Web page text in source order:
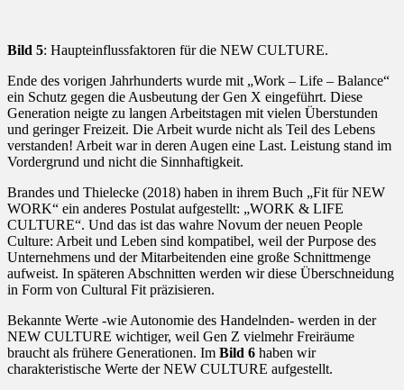
Bild 5: Haupteinflussfaktoren für die NEW CULTURE.
Ende des vorigen Jahrhunderts wurde mit „Work – Life – Balance“
ein Schutz gegen die Ausbeutung der Gen X eingeführt. Diese
Generation neigte zu langen Arbeitstagen mit vielen Überstunden
und geringer Freizeit. Die Arbeit wurde nicht als Teil des Lebens
verstanden! Arbeit war in deren Augen eine Last. Leistung stand im
Vordergrund und nicht die Sinnhaftigkeit.
Brandes und Thielecke (2018) haben in ihrem Buch „Fit für NEW
WORK“ ein anderes Postulat aufgestellt: „WORK & LIFE
CULTURE“. Und das ist das wahre Novum der neuen People
Culture: Arbeit und Leben sind kompatibel, weil der Purpose des
Unternehmens und der Mitarbeitenden eine große Schnittmenge
aufweist. In späteren Abschnitten werden wir diese Überschneidung
in Form von Cultural Fit präzisieren.
Bekannte Werte -wie Autonomie des Handelnden- werden in der
NEW CULTURE wichtiger, weil Gen Z vielmehr Freiräume
braucht als frühere Generationen. Im Bild 6 haben wir
charakteristische Werte der NEW CULTURE aufgestellt.